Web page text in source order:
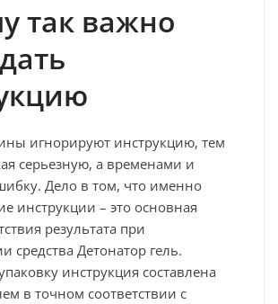
так важно
игнорируют инструкцию, тем
серьезную, а временами и
Дело в том, что именно
инструкции – это основная
результата при
средства Детонатор гель.
инструкция составлена
в точном соответствии с